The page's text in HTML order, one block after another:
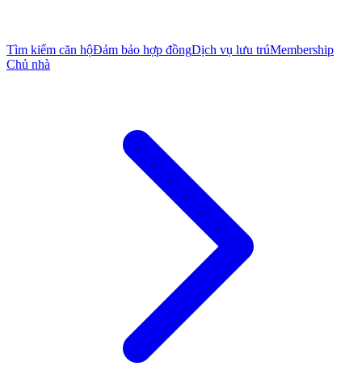
Tìm kiếm căn hộĐảm bảo hợp đồngDịch vụ lưu trúMembership
Chủ nhà